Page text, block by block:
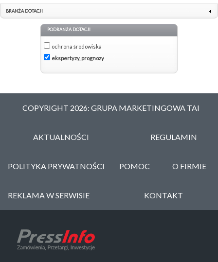
BRANŻA DOTACJI
PODRANŻA DOTACJI
ochrona środowiska
ekspertyzy, prognozy
COPYRIGHT 2026: GRUPA MARKETINGOWA TAI
AKTUALNOŚCI REGULAMIN
POLITYKA PRYWATNOŚCI POMOC O FIRMIE
REKLAMA W SERWISIE KONTAKT